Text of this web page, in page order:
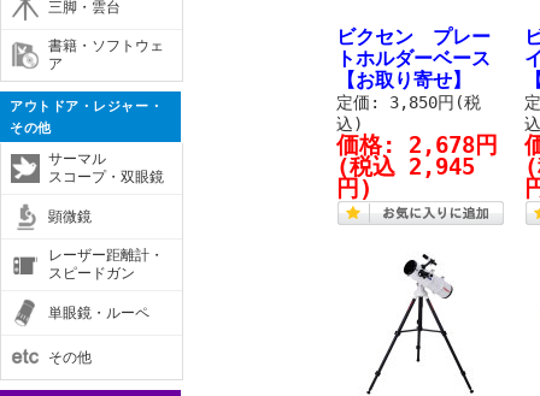
三脚・雲台
書籍・ソフトウェ
ア
アウトドア・レジャー・
その他
サーマル
スコープ・双眼鏡
顕微鏡
レーザー距離計・
スピードガン
単眼鏡・ルーペ
その他
ビクセン プレー
トホルダーベース
【お取り寄せ】
定価: 3,850円(税
込)
価格: 2,678円
(税込 2,945
円)